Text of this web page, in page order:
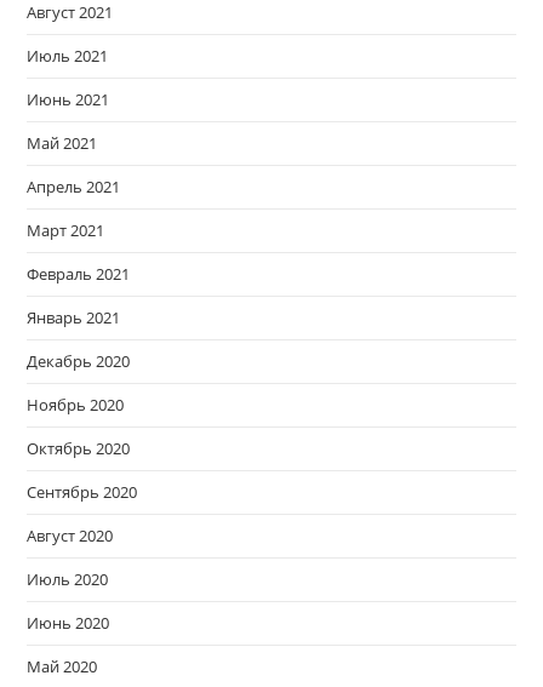
Август 2021
Июль 2021
Июнь 2021
Май 2021
Апрель 2021
Март 2021
Февраль 2021
Январь 2021
Декабрь 2020
Ноябрь 2020
Октябрь 2020
Сентябрь 2020
Август 2020
Июль 2020
Июнь 2020
Май 2020